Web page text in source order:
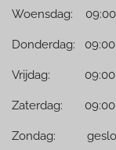
Woensdag:
Donderdag:
Vrijdag: 09:00u -
Zaterdag: